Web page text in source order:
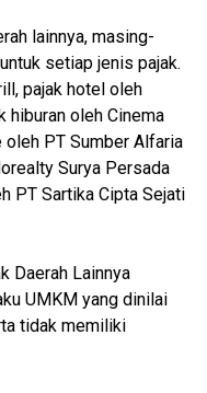
lainnya, masing-
setiap jenis pajak.
pajak hotel oleh
hiburan oleh Cinema
oleh PT Sumber Alfaria
Surya Persada
PT Sartika Cipta Sejati
Daerah Lainnya
UMKM yang dinilai
tidak memiliki